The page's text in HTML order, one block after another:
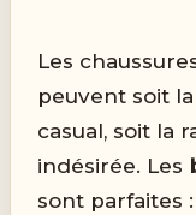
Les
peuvent soit
casual, soit la
indésirée. Les
sont parfaites